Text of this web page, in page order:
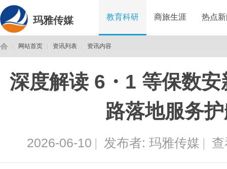
玛雅传媒 教育科研 商旅生涯 热点
网站首页
›
资讯列表
›
资讯内容
深度解读 6・1 等保数
路落地服务
2026-06-10 | 发布者: 玛雅传媒 |